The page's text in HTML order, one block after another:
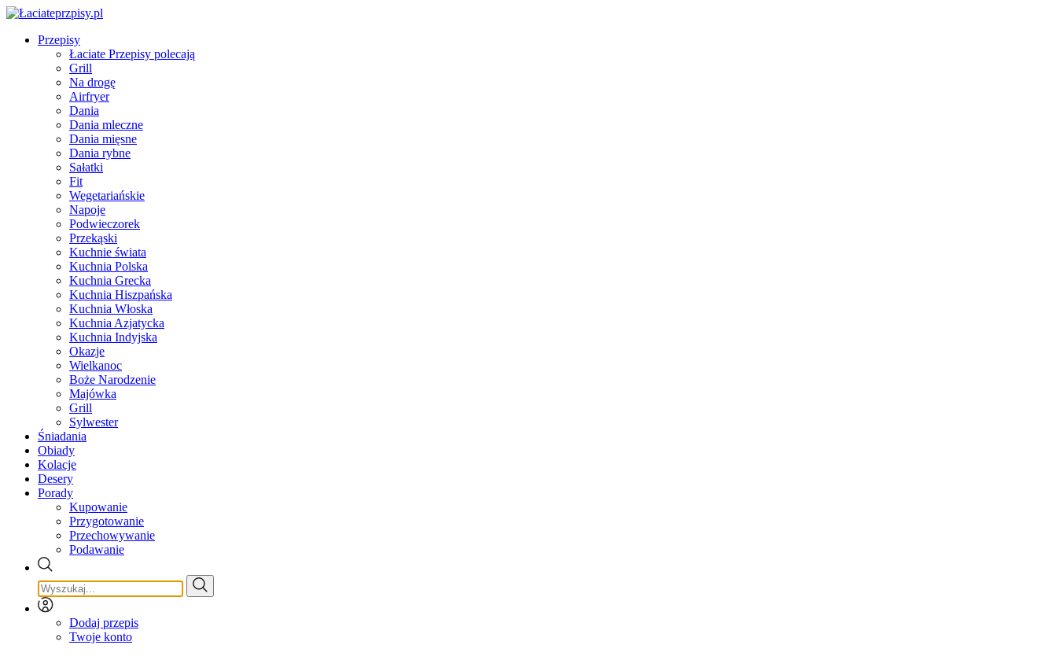
Przepisy
Łaciate Przepisy polecają
Grill
Na drogę
Airfryer
Dania
Dania mleczne
Dania mięsne
Dania rybne
Sałatki
Fit
Wegetariańskie
Napoje
Podwieczorek
Przekąski
Kuchnie świata
Kuchnia Polska
Kuchnia Grecka
Kuchnia Hiszpańska
Kuchnia Włoska
Kuchnia Azjatycka
Kuchnia Indyjska
Okazje
Wielkanoc
Boże Narodzenie
Majówka
Grill
Sylwester
Śniadania
Obiady
Kolacje
Desery
Porady
Kupowanie
Przygotowanie
Przechowywanie
Podawanie
Dodaj przepis
Twoje konto